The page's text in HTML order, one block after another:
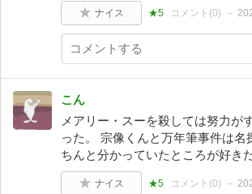
ナイス ★5 コメント(0)
こん
メアリー・スーを殺しては努力が
った。 宗像くんと万年筆事件は
ちんと分かっていたところが好き
ナイス ★5 コメント(0)